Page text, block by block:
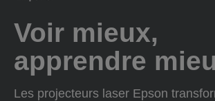
Voir mieux,
apprendre
Les projecteurs laser Epson